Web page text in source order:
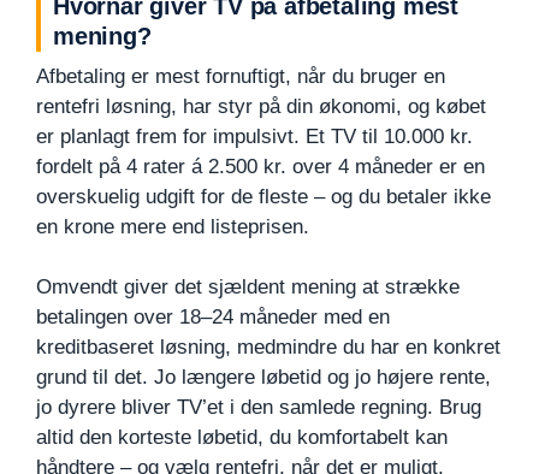
Hvornår giver TV på afbetaling mest
mening?
Afbetaling er mest fornuftigt, når du bruger en
rentefri løsning, har styr på din økonomi, og købet
er planlagt frem for impulsivt. Et TV til 10.000 kr.
fordelt på 4 rater á 2.500 kr. over 4 måneder er en
overskuelig udgift for de fleste – og du betaler ikke
en krone mere end listeprisen.
Omvendt giver det sjældent mening at strække
betalingen over 18–24 måneder med en
kreditbaseret løsning, medmindre du har en konkret
grund til det. Jo længere løbetid og jo højere rente,
jo dyrere bliver TV’et i den samlede regning. Brug
altid den korteste løbetid, du komfortabelt kan
håndtere – og vælg rentefri, når det er muligt.